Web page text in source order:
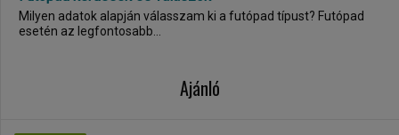
Milyen adatok alapján válasszam ki a futópad típust? Futópad
esetén az legfontosabb...
Ajánló